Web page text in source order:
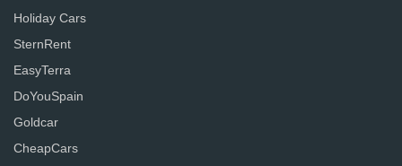
Holiday Cars
SternRent
EasyTerra
DoYouSpain
Goldcar
CheapCars